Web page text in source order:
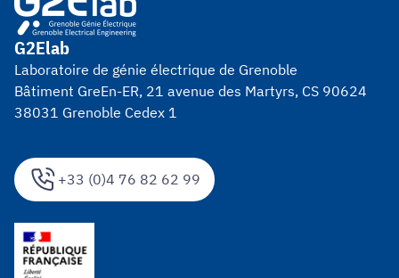
+33 (0)4 76 82 62 99
G2Elab
Laboratoire de génie électrique de Grenoble
Bâtiment GreEn-ER, 21 avenue des Martyrs, CS 90624
38031 Grenoble Cedex 1